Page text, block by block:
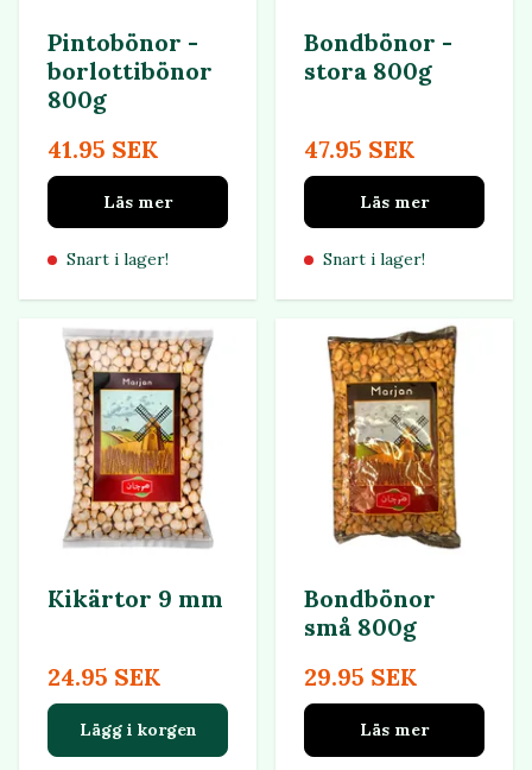
Pintobönor -
borlottibönor
800g
41.95 SEK
Läs mer
Snart i lager!
Bondbönor -
stora 800g
47.95 SEK
Läs mer
Snart i lager!
Kikärtor 9 mm
24.95 SEK
Lägg i korgen
Bondbönor
små 800g
29.95 SEK
Läs mer